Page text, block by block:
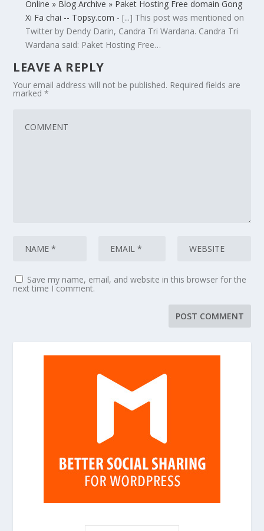
Online » Blog Archive » Paket Hosting Free domain Gong
Xi Fa chai -- Topsy.com - [...] This post was mentioned on
Twitter by Dendy Darin, Candra Tri Wardana. Candra Tri
Wardana said: Paket Hosting Free…
LEAVE A REPLY
Your email address will not be published. Required fields are
marked*
Save my name, email, and website in this browser for the
next time I comment.